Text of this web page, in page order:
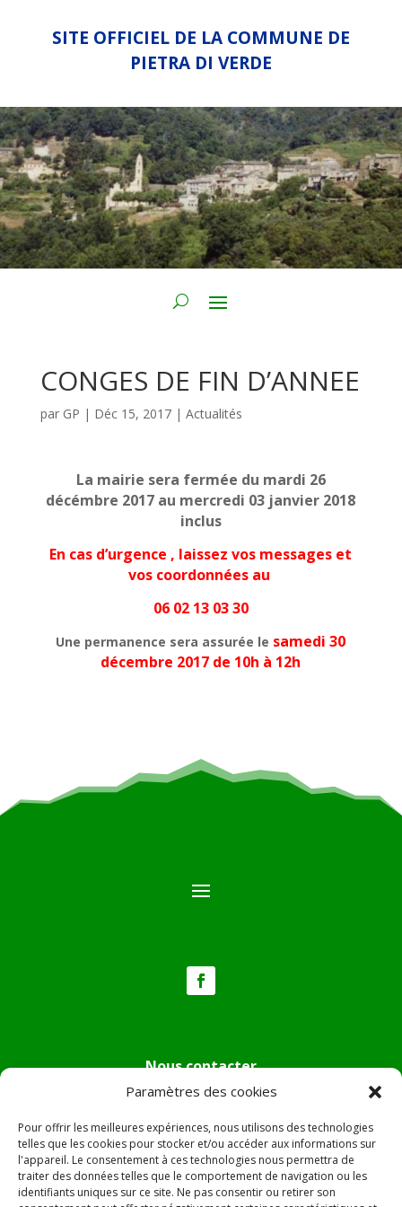
Paramètres des cookies
Pour offrir les meilleures expériences, nous utilisons des technologies
telles que les cookies pour stocker et/ou accéder aux informations sur
l'appareil. Le consentement à ces technologies nous permettra de
traiter des données telles que le comportement de navigation ou les
identifiants uniques sur ce site. Ne pas consentir ou retirer son
SITE OFFICIEL DE LA COMMUNE DE
PIETRA DI VERDE
CONGES DE FIN D’ANNEE
par GP | Déc 15, 2017| Actualités
La mairie sera fermée du mardi 26
décémbre 2017 au mercredi 03 janvier 2018
inclus
En cas d’urgence , laissez vos messages et
vos coordonnées au
06 02 13 03 30
Une permanence sera assurée le samedi 30
décembre 2017 de 10h à 12h
Nous contacter
Tél :04.95.36.24.02
Mail:
mairie.pietradiverde@wanadoo.fr
Adresse :Hôtel de ville de Pietra di Verde
Le village
20230 Pietra di Verde